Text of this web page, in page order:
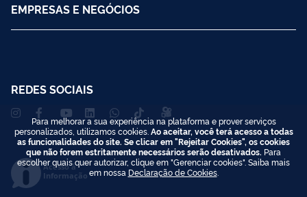
EMPRESAS E NEGÓCIOS
REDES SOCIAIS
Acesso à
Informação
Para melhorar a sua experiência na plataforma e prover serviços
personalizados, utilizamos cookies. Ao aceitar, você terá acesso a todas
as funcionalidades do site. Se clicar em "Rejeitar Cookies", os cookies
que não forem estritamente necessários serão desativados. Para
escolher quais quer autorizar, clique em "Gerenciar cookies". Saiba mais
em nossa Declaração de Cookies.